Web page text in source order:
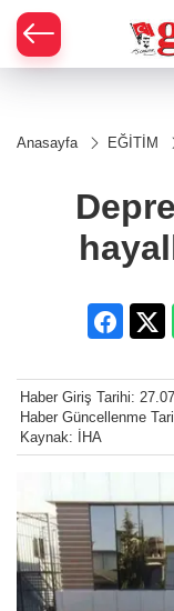
Anasayfa EĞİTİM
Haber Giriş Tarihi:
Haber Güncellenme
Kaynak: İHA